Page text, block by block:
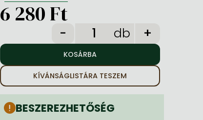
6 280 Ft
db
KÍVÁNSÁGLISTÁRA TESZEM
BESZEREZHETŐSÉG